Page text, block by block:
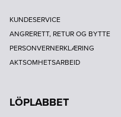
KUNDESERVICE
ANGRERETT, RETUR OG BYTTE
PERSONVERNERKLÆRING
AKTSOMHETSARBEID
LÖPLABBET